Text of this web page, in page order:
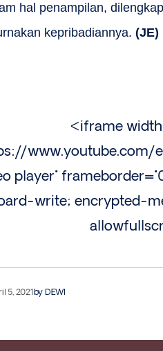
hal penampilan,
kepribadiannya. (JE)
<iframe
www.youtube.com/
player"
write; encrypted-
5, 2021by DEWI